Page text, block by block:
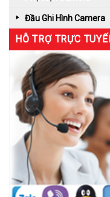
Đầu Ghi Hình Camera
HỖ TRỢ TRỰC